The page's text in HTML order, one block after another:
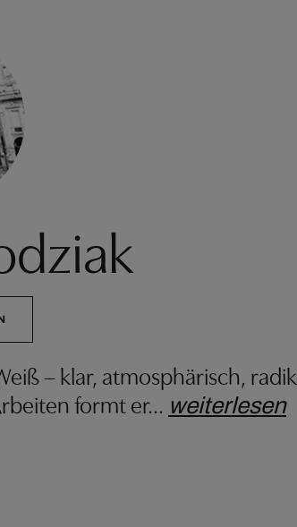
– klar, atmosphärisch,
formt er… weiterlesen